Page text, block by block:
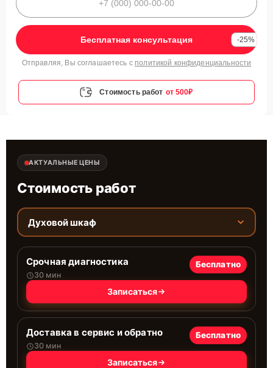
Бесплатная консультация -25%
Отправляя, Вы соглашаетесь с политикой конфиденциальности
Стоимость работ от 500₽
АКТУАЛЬНЫЕ ЦЕНЫ
Стоимость работ
Духовой шкаф
Срочная диагностика
30 мин
Бесплатно
Записаться
Доставка в сервис и обратно
30 мин
Бесплатно
Записаться